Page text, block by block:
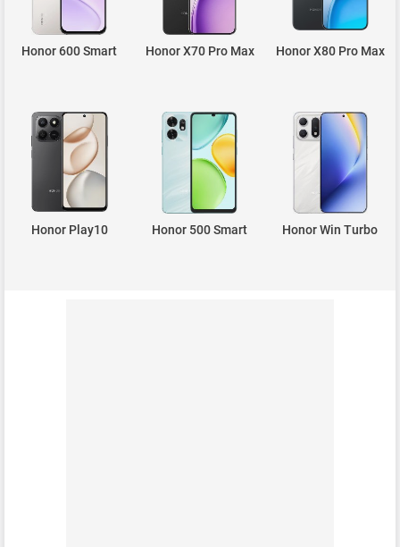
Honor 600 Smart Honor X70 Pro Max Honor X80 Pro Max
Honor Play10 Honor 500 Smart Honor Win Turbo